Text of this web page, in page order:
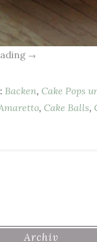
→
Backen, Cake Pops
, Cake Balls,
Archiv